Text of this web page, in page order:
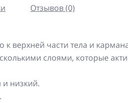
Отзывов (0)
к верхней части тела и
слоями, которые
и низкий.